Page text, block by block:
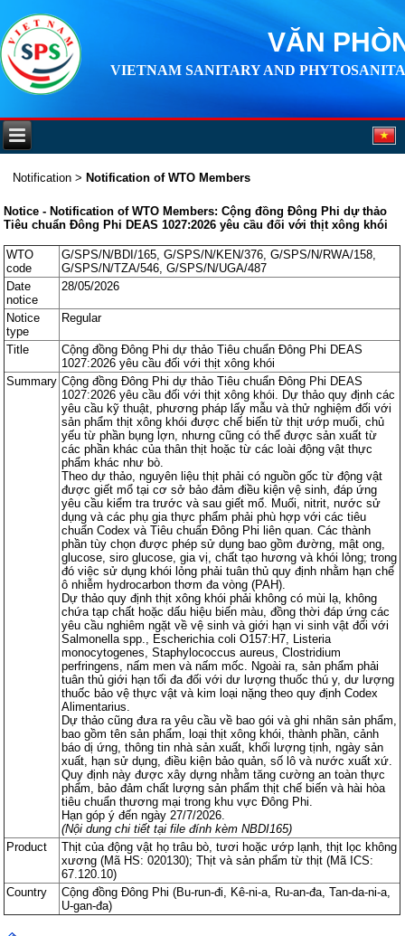
VĂN
VIETNAM SANITARY AND
Notification > Notification of WTO Members
Notice - Notification of WTO Members: Cộng đồng Đông Phi dự thảo
Tiêu chuẩn Đông Phi DEAS 1027:2026 yêu cầu đối với thịt xông khói
WTO
code
G/SPS/N/BDI/165, G/SPS/N/KEN/376, G/SPS/N/RWA/158,
G/SPS/N/TZA/546, G/SPS/N/UGA/487
Date
notice
28/05/2026
Notice
type
Regular
Title
Cộng đồng Đông Phi dự thảo Tiêu chuẩn Đông Phi DEAS
1027:2026 yêu cầu đối với thịt xông khói
Summary Cộng đồng Đông Phi dự thảo Tiêu chuẩn Đông Phi DEAS
1027:2026 yêu cầu đối với thịt xông khói. Dự thảo quy định các
yêu cầu kỹ thuật, phương pháp lấy mẫu và thử nghiệm đối với
sản phẩm thịt xông khói được chế biến từ thịt ướp muối, chủ
yếu từ phần bụng lợn, nhưng cũng có thể được sản xuất từ
các phần khác của thân thịt hoặc từ các loài động vật thực
phẩm khác như bò.
Theo dự thảo, nguyên liệu thịt phải có nguồn gốc từ động vật
được giết mổ tại cơ sở bảo đảm điều kiện vệ sinh, đáp ứng
yêu cầu kiểm tra trước và sau giết mổ. Muối, nitrit, nước sử
dụng và các phụ gia thực phẩm phải phù hợp với các tiêu
chuẩn Codex và Tiêu chuẩn Đông Phi liên quan. Các thành
phần tùy chọn được phép sử dụng bao gồm đường, mật ong,
glucose, siro glucose, gia vị, chất tạo hương và khói lỏng; trong
đó việc sử dụng khói lỏng phải tuân thủ quy định nhằm hạn chế
ô nhiễm hydrocarbon thơm đa vòng (PAH).
Dự thảo quy định thịt xông khói phải không có mùi lạ, không
chứa tạp chất hoặc dấu hiệu biến màu, đồng thời đáp ứng các
yêu cầu nghiêm ngặt về vệ sinh và giới hạn vi sinh vật đối với
Salmonella spp., Escherichia coli O157:H7, Listeria
monocytogenes, Staphylococcus aureus, Clostridium
perfringens, nấm men và nấm mốc. Ngoài ra, sản phẩm phải
tuân thủ giới hạn tối đa đối với dư lượng thuốc thú y, dư lượng
thuốc bảo vệ thực vật và kim loại nặng theo quy định Codex
Alimentarius.
Dự thảo cũng đưa ra yêu cầu về bao gói và ghi nhãn sản phẩm,
bao gồm tên sản phẩm, loại thịt xông khói, thành phần, cảnh
báo dị ứng, thông tin nhà sản xuất, khối lượng tịnh, ngày sản
xuất, hạn sử dụng, điều kiện bảo quản, số lô và nước xuất xứ.
Quy định này được xây dựng nhằm tăng cường an toàn thực
phẩm, bảo đảm chất lượng sản phẩm thịt chế biến và hài hòa
tiêu chuẩn thương mại trong khu vực Đông Phi.
Hạn góp ý đến ngày 27/7/2026.
(Nội dung chi tiết tại file đính kèm NBDI165)
Product
Thịt của động vật họ trâu bò, tươi hoặc ướp lạnh, thịt lọc không
xương (Mã HS: 020130); Thịt và sản phẩm từ thịt (Mã ICS:
67.120.10)
Country
Cộng đồng Đông Phi (Bu-run-đi, Kê-ni-a, Ru-an-đa, Tan-da-ni-a,
U-gan-đa)